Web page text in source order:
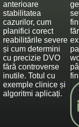
anterioare
stabilitatea
cazurilor, cum
planifici corect
reabilitările severe
și cum determini
cu precizie DVO
fără controverse
inutile. Totul cu
exemple clinice și
algoritmi aplicați.